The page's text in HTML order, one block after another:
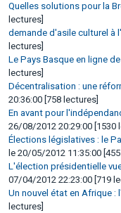
Quelles solutions pour la
lectures]
demande d'asile culturel à
lectures]
Le Pays Basque en ligne
lectures]
Décentralisation : une
20:36:00 [758 lectures]
En avant pour
26/08/2012 20:29:00 [1530
Élections législatives : le
le 20/05/2012 11:35:00
L'élection présidentielle
07/04/2012 22:23:00 [719
Un nouvel état en Afrique :
lectures]